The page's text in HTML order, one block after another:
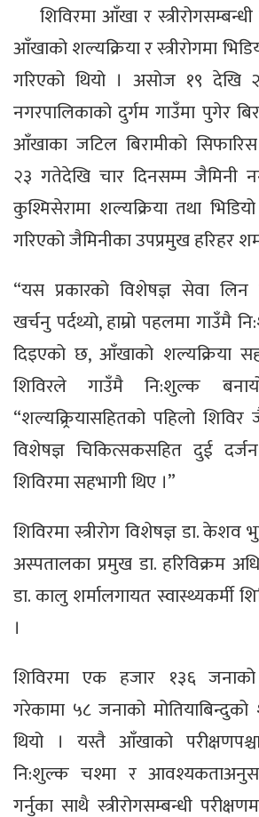
शिविरमा आँखा र
आँखाको शल्यक्रिया र स्त्रीरोगमा
गरिएको थियो । असोज १९ देखि
नगरपालिकाको दुर्गम गाउँमा पुगेर
आँखाका जटिल बिरामीको
२३ गतेदेखि चार दिनसम्म जैमिनी
कुश्मिसेरामा शल्यक्रिया तथा
गरिएको जैमिनीका उपप्रमुख हरिहर
“यस प्रकारको विशेषज्ञ सेवा लिन
खर्चनु पर्दथ्यो, हाम्रो पहलमा गाउँमै
दिइएको छ, आँखाको शल्यक्रिया
शिविरले गाउँमै नि:शुल्क
“शल्यक्र्रियासहितको पहिलो
विशेषज्ञ चिकित्सकसहित दुई दर्जन
शिविरमा सहभागी थिए ।”
शिविरमा स्त्रीरोग विशेषज्ञ डा.
अस्पतालका प्रमुख डा. हरिविक्रम
डा. कालु शर्मालगायत स्वास्थ्यकर्मी
।
शिविरमा एक हजार १३६
गरेकामा ५८ जनाको मोतियाबिन्दुको
थियो । यस्तै आँखाको
नि:शुल्क चश्मा र
गर्नुका साथै स्त्रीरोगसम्बन्धी